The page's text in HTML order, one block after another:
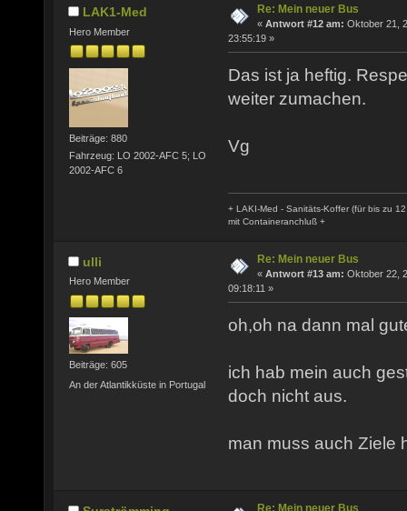
LAK1-Med
Hero Member
Beiträge: 880
Fahrzeug: LO 2002-AFC 5; LO
2002-AFC 6
Re: Mein neuer Bus
« Antwort #12 am: Oktober 21,
23:55:19 »
Das ist ja heftig.
weiter zumachen.
Vg
+ LAKI-Med - Sanitäts-Koffer (für bis zu
mit Containeranchluß +
ulli
Hero Member
Beiträge: 605
An der Atlantikküste in Portugal
Re: Mein neuer Bus
« Antwort #13 am: Oktober 22,
09:18:11 »
oh,oh na dann mal
ich hab mein auch
doch nicht aus.
man muss auch Ziele